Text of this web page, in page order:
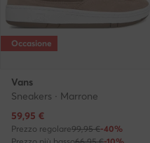
Occasione
Vans
Sneakers · Marrone
Prezzo attuale
59,95 €
Prezzo regolare99,95 €-40%